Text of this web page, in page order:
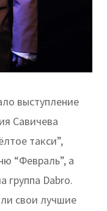
выступление
Савичева
такси”,
“Февраль”, а
группа Dabro.
свои лучшие